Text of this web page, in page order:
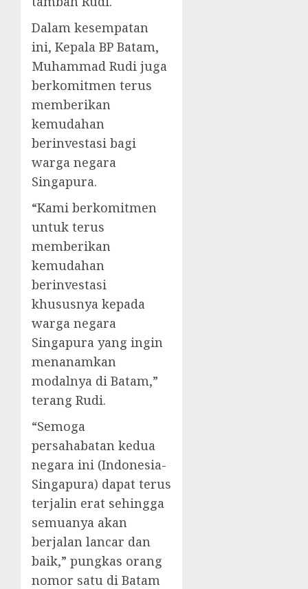
Dalam kesempatan
ini, Kepala BP Batam,
Muhammad Rudi juga
berkomitmen terus
memberikan
kemudahan
berinvestasi bagi
warga negara
Singapura.
“Kami berkomitmen
untuk terus
memberikan
kemudahan
berinvestasi
khususnya kepada
warga negara
Singapura yang ingin
menanamkan
modalnya di Batam,”
terang Rudi.
“Semoga
persahabatan kedua
negara ini (Indonesia-
Singapura) dapat terus
terjalin erat sehingga
semuanya akan
berjalan lancar dan
baik,” pungkas orang
nomor satu di Batam